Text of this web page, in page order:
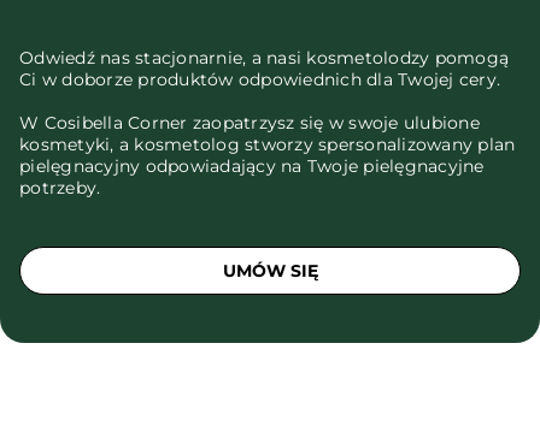
Odwiedź nas stacjonarnie, a nasi kosmetolodzy pomogą
Ci w doborze produktów odpowiednich dla Twojej cery.
W Cosibella Corner zaopatrzysz się w swoje ulubione
kosmetyki, a kosmetolog stworzy spersonalizowany plan
pielęgnacyjny odpowiadający na Twoje pielęgnacyjne
potrzeby.
UMÓW SIĘ